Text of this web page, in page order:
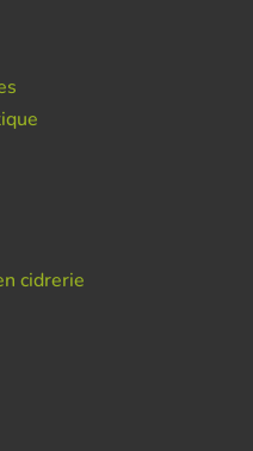
cidrerie